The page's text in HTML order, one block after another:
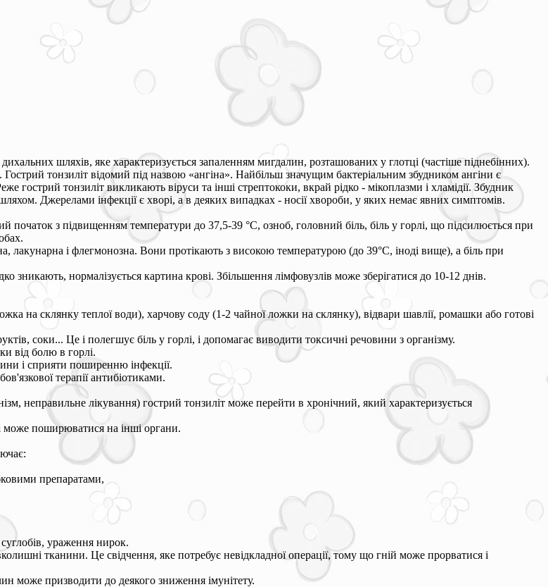
шляхів, яке характеризується запаленням мигдалин, розташованих у глотці (частіше піднебінних).
Гострий тонзиліт відомий під назвою «ангіна». Найбільш значущим бактеріальним збудником ангіни є
гострий тонзиліт викликають віруси та інші стрептококи, вкрай рідко - мікоплазми і хламідії. Збудник
Джерелами інфекції є хворі, а в деяких випадках - носії хвороби, у яких немає явних симптомів.
початок з підвищенням температури до 37,5-39 °С, озноб, головний біль, біль у горлі, що підсилюється при
лакунарна і флегмонозна. Вони протікають з високою температурою (до 39°С, іноді вище), а біль при
нормалізується картина крові. Збільшення лімфовузлів може зберігатися до 10-12 днів.
на склянку теплої води), харчову соду (1-2 чайної ложки на склянку), відвари шавлії, ромашки або готові
соки... Це і полегшує біль у горлі, і допомагає виводити токсичні речовини з організму.
від болю в горлі.
і сприяти поширенню інфекції.
терапії антибіотиками.
неправильне лікування) гострий тонзиліт може перейти в хронічний, який характеризується
може поширюватися на інші органи.
препаратами,
ураження нирок.
тканини. Це свідчення, яке потребує невідкладної операції, тому що гній може прорватися і
може призводити до деякого зниження імунітету.